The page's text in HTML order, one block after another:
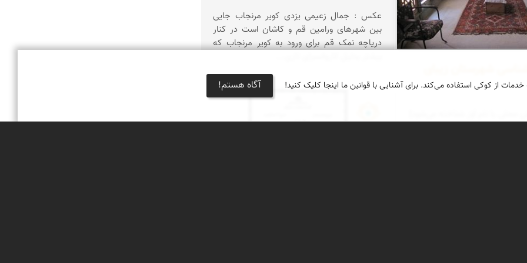
عکس : جمال زعیمی یزدی کویر مرنجاب جایی
بین شهرهای ورامین قم و کاشان است در کنار
دریاچه نمک قم برای ورود به کویر مرنجاب که
از کوکی استفاده می‌کند. برای آشنایی با قوانین ما اینجا کلیک کنید! آگاه هستم!